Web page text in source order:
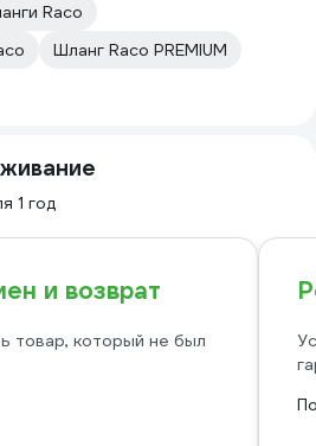
Raco
Шланг Raco PREMIUM
1 год
и возврат
товар, который не был